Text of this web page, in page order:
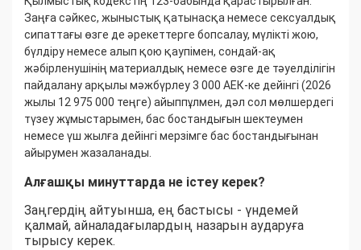
Заңға сәйкес, жыныстық қатынасқа немесе сексуалдық
сипаттағы өзге де әрекеттерге бопсалау, мүлікті жою,
бүлдіру немесе алып қою қаупімен, сондай-ақ
жәбірленушінің материалдық немесе өзге де тәуелділігін
пайдалану арқылы мәжбүрлеу 3 000 АЕК-ке дейінгі (2026
жылы 12 975 000 теңге) айыппұлмен, дәл сол мөлшердегі
түзеу жұмыстарымен, бас бостандығын шектеумен
немесе үш жылға дейінгі мерзімге бас бостандығынан
айырумен жазаланады.
Алғашқы минуттарда не істеу керек?
Заңгердің айтуынша, ең бастысы - үндемей
қалмай, айналадағылардың назарын аударуға
тырысу керек.